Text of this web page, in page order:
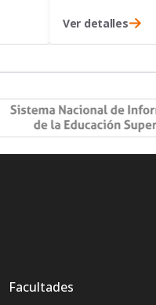
Ver detalles
Facultades